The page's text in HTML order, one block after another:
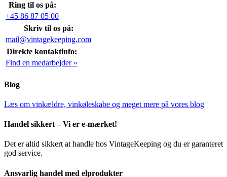
Ring til os på:
+45 86 87 05 00
Skriv til os på:
mail@vintagekeeping.com
Direkte kontaktinfo:
Find en medarbejder »
Blog
Læs om vinkældre, vinkøleskabe og meget mere på vores blog
Handel sikkert – Vi er e-mærket!
Det er altid sikkert at handle hos VintageKeeping og du er garanteret
god service.
Ansvarlig handel med elprodukter